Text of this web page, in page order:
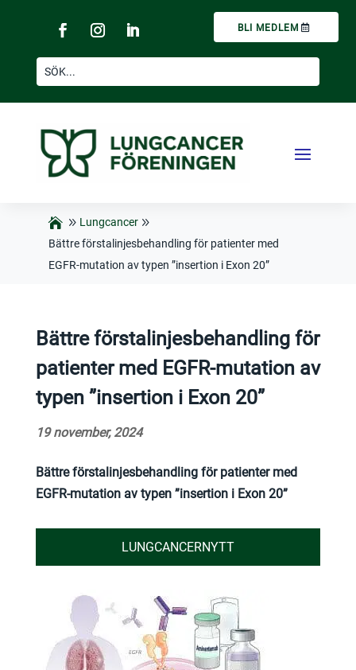
BLI MEDLEM
Lungcancer
Bättre förstalinjesbehandling för patienter med
EGFR-mutation av typen ”insertion i Exon 20”
Bättre förstalinjesbehandling för
patienter med EGFR-mutation av
typen ”insertion i Exon 20”
19 november, 2024
Bättre förstalinjesbehandling för patienter med
EGFR-mutation av typen ”insertion i Exon 20”
LUNGCANCERNYTT